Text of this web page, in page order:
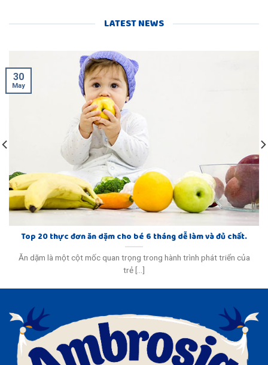
LATEST NEWS
Top 20 thực đơn ăn dặm cho bé 6 tháng dễ làm và đủ chất.
Ăn dặm là một cột mốc quan trọng trong hành trình phát triển của
trẻ [...]
30
May